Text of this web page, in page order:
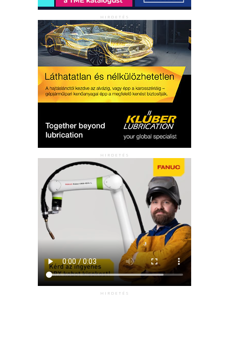
HIRDETÉS
HIRDETÉS
HIRDETÉS